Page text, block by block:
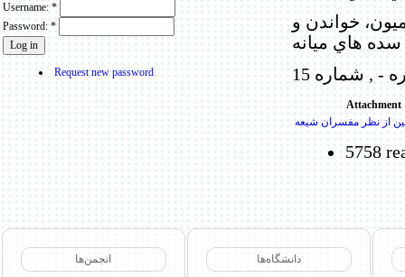
Username:*
Password:*
Request new password
خواندن و
سده هاي ميانه
Attachment
5758
انجمن‌ها دانشگاه‌ها